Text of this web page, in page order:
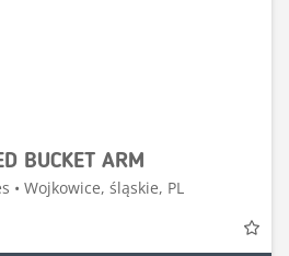
BUCKET ARM
• Wojkowice, śląskie, PL